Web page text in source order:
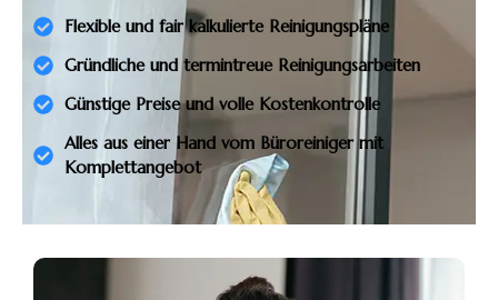
Flexible und fair kalkulierte Reinigungspläne
Gründliche und termintreue Reinigungsarbeiten
Günstige Preise und volle Kostenkontrolle
Alles aus einer Hand vom Büroreiniger mit
Komplettangebot